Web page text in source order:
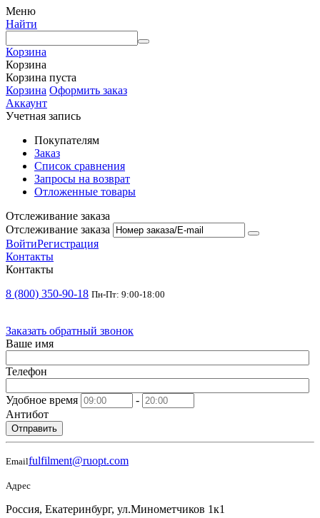
Меню
Найти
Корзина
Корзина
Корзина пуста
Корзина Оформить заказ
Аккаунт
Учетная запись
Покупателям
Заказ
Список сравнения
Запросы на возврат
Отложенные товары
Отслеживание заказа
Отслеживание заказа
ВойтиРегистрация
Контакты
Контакты
8 (800) 350-90-18 Пн-Пт: 9:00-18:00
Заказать обратный звонок
Ваше имя
Телефон
Удобное время
-
Антибот
Отправить
Emailfulfilment@ruopt.com
Адрес
Россия, Екатеринбург, ул.Минометчиков 1к1